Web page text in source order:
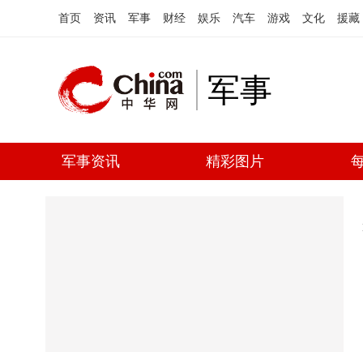
首页 资讯 军事 财经 娱乐 汽车 游戏 文化 援藏
军事
军事资讯 精彩图片